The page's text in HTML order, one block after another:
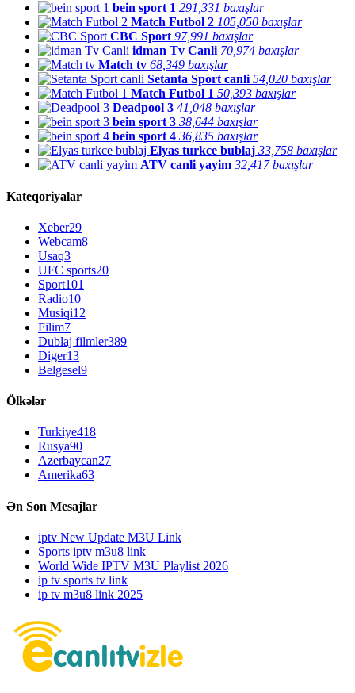
bein sport 1 291,331 baxışlar
Match Futbol 2 105,050 baxışlar
CBC Sport 97,991 baxışlar
idman Tv Canli 70,974 baxışlar
Match tv 68,349 baxışlar
Setanta Sport canli 54,020 baxışlar
Match Futbol 1 50,393 baxışlar
Deadpool 3 41,048 baxışlar
bein sport 3 38,644 baxışlar
bein sport 4 36,835 baxışlar
Elyas turkce bublaj 33,758 baxışlar
ATV canli yayim 32,417 baxışlar
Kateqoriyalar
Xeber29
Webcam8
Usaq3
UFC sports20
Sport101
Radio10
Musiqi12
Filim7
Dublaj filmler389
Diger13
Belgesel9
Ölkələr
Turkiye418
Rusya90
Azerbaycan27
Amerika63
Ən Son Mesajlar
iptv New Update M3U Link
Sports iptv m3u8 link
World Wide IPTV M3U Playlist 2026
ip tv sports tv link
ip tv m3u8 link 2025